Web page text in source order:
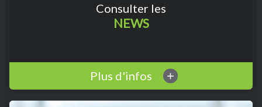
Consulter les
NEWS
Plus d'infos +